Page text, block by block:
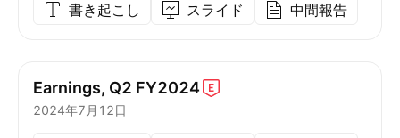
書き起こし スライド 中間報告
Earnings, Q2 FY2024
2024年7月12日